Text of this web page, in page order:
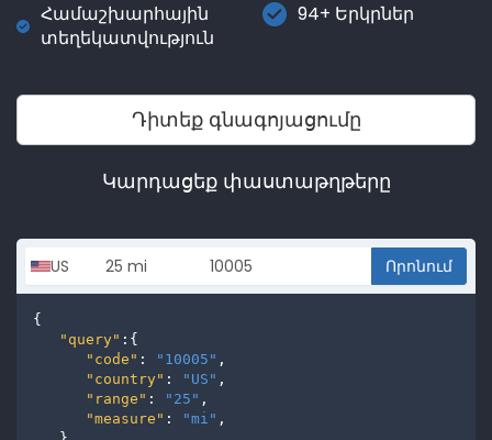
Համաշխարհային
տեղեկատվություն
94+ Երկրներ
Դիտեք գնագոյացումը
Կարդացեք փաստաթղթերը
Որոնում
{
"query" :{
"code" : "10005" ,
"country" : "US" ,
"range" : "25" ,
"measure" : "mi" ,